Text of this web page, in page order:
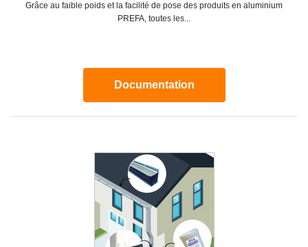
Grâce au faible poids et la facilité de pose des produits en aluminium
PREFA, toutes les...
Documentation